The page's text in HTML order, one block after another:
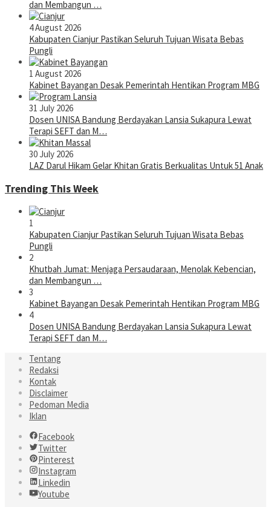
dan Membangun …
4 August 2026
Kabupaten Cianjur Pastikan Seluruh Tujuan Wisata Bebas
Pungli
1 August 2026
Kabinet Bayangan Desak Pemerintah Hentikan Program MBG
31 July 2026
Dosen UNISA Bandung Berdayakan Lansia Sukapura Lewat
Terapi SEFT dan M…
30 July 2026
LAZ Darul Hikam Gelar Khitan Gratis Berkualitas Untuk 51 Anak
Trending This Week
1
Kabupaten Cianjur Pastikan Seluruh Tujuan Wisata Bebas
Pungli
2
Khutbah Jumat: Menjaga Persaudaraan, Menolak Kebencian,
dan Membangun …
3
Kabinet Bayangan Desak Pemerintah Hentikan Program MBG
4
Dosen UNISA Bandung Berdayakan Lansia Sukapura Lewat
Terapi SEFT dan M…
Tentang
Redaksi
Kontak
Disclaimer
Pedoman Media
Iklan
Facebook
Twitter
Pinterest
Instagram
Linkedin
Youtube